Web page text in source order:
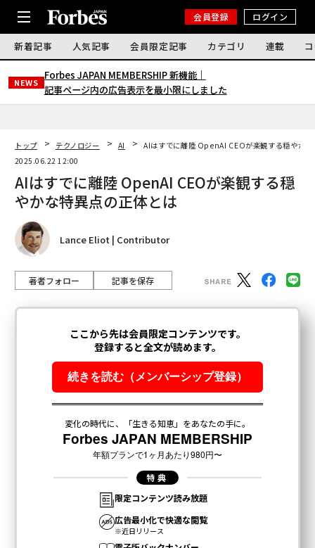
会員登録 ログイン
新着記事 人気記事 会員限定記事 カテゴリ 連載
NEWS
Forbes JAPAN MEMBERSHIP 新機能｜
記事ページ内の広告表示を最小限にしました
トップ テクノロジー AI
AIはすでに離陸 OpenAI CEOが楽観する穏やかな
2025.06.22 12:00
AIはすでに離陸 OpenAI CEOが楽観する穏
やかな特異点の正体とは
Lance Eliot | Contributor
著者フォロー 記事を保存